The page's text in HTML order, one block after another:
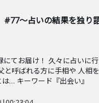
#77〜占いの結果を独り
にてお届け！ 久々に占いに
と呼ばれる方に手相や 人相
… キーワード『出会い』